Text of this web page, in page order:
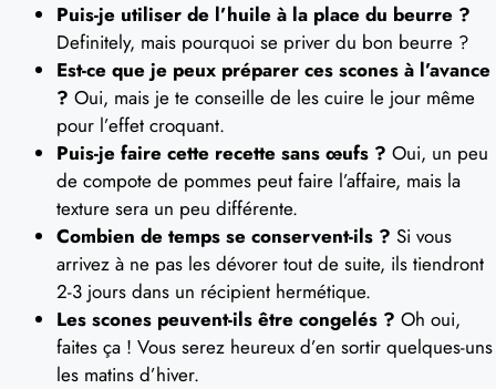
Puis-je utiliser de l’huile à la place du beurre ?
Definitely, mais pourquoi se priver du bon beurre ?
Est-ce que je peux préparer ces scones à l’avance
? Oui, mais je te conseille de les cuire le jour même
pour l’effet croquant.
Puis-je faire cette recette sans œufs ? Oui, un peu
de compote de pommes peut faire l’affaire, mais la
texture sera un peu différente.
Combien de temps se conservent-ils ? Si vous
arrivez à ne pas les dévorer tout de suite, ils tiendront
2-3 jours dans un récipient hermétique.
Les scones peuvent-ils être congelés ? Oh oui,
faites ça ! Vous serez heureux d’en sortir quelques-uns
les matins d’hiver.